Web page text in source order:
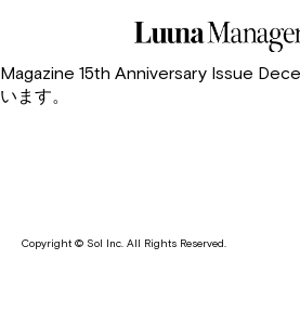
December
田中花向がグローバルファッション
Magazine 15th Anniversary Issue
います。
Copyright © Sol Inc. All Rights Reserved.